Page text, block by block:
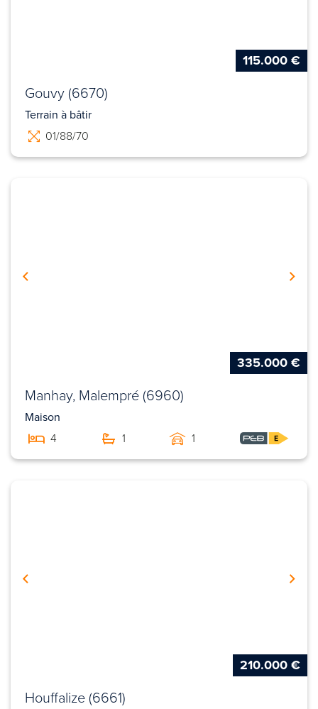
115.000 €
Gouvy (6670)
Terrain à bâtir
01/88/70
335.000 €
Manhay, Malempré (6960)
Maison
4
1 1
210.000 €
Houffalize (6661)